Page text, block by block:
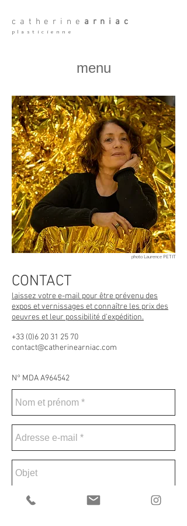
catherine arniac
plasticienne
menu
photo Laurence PETIT
CONTACT
laissez votre e-mail pour être prévenu des
expos et vernissages et connaître les prix des
oeuvres et leur possibilitéd'expédition.
+33 (0)6 20 31 25 70
contact@catherinearniac.com
N° MDA A964542